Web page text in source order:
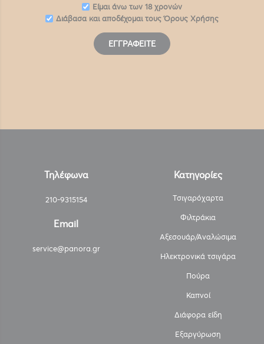
Eίμαι άνω των 18 χρονών
Διάβασα και αποδέχομαι τουςΌρους Χρήσης
ΕΓΓΡΑΦΕΊΤΕ
Τηλέφωνα
210-9315154
Email
service@panora.gr
Κατηγορίες
Τσιγαρόχαρτα
Φιλτράκια
Αξεσουάρ/Αναλώσιμα
Ηλεκτρονικά τσιγάρα
Πούρα
Καπνοί
Διάφορα είδη
Εξαργύρωση